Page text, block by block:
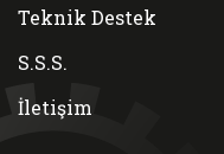
Teknik Destek
S.S.S.
İletişim